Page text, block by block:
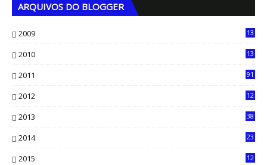
ARQUIVOS DO BLOGGER
2009
13
2010
13
2011 91
2012
12
2013
38
2014
23
2015
12